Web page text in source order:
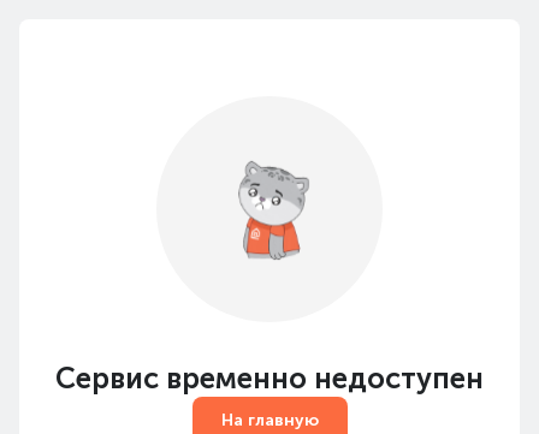
Сервис временно недоступен
На главную